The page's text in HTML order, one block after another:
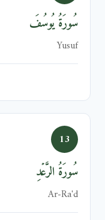
سُورَةُ يُوسُفَ
Yusuf
13
سُورَةُ الرَّعۡدِ
Ar-Ra'd